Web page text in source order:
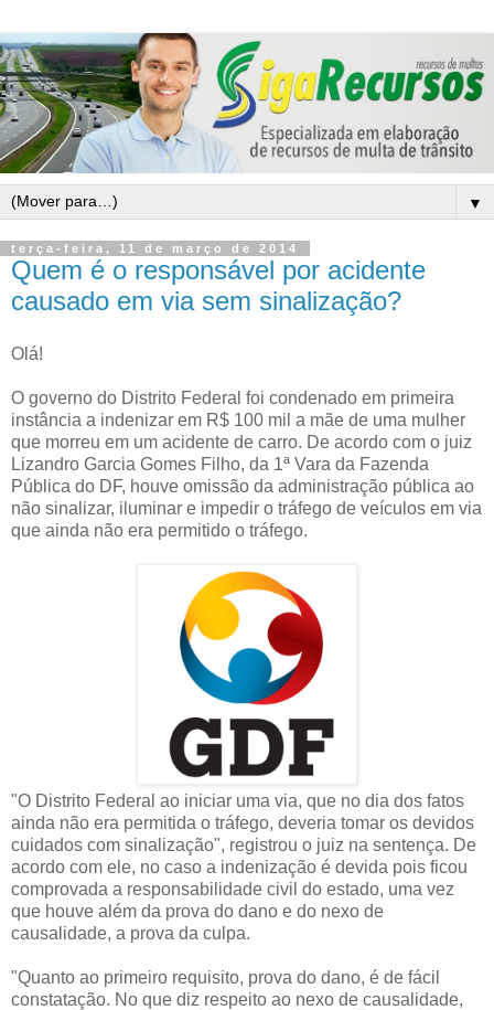
▼
terça-feira, 11 de março de 2014
Quem é o responsável por acidente
causado em via sem sinalização?
Olá!
O governo do Distrito Federal foi condenado em primeira
instância a indenizar em R$ 100 mil a mãe de uma mulher
que morreu em um acidente de carro. De acordo com o juiz
Lizandro Garcia Gomes Filho, da 1ª Vara da Fazenda
Pública do DF, houve omissão da administração pública ao
não sinalizar, iluminar e impedir o tráfego de veículos em via
que ainda não era permitido o tráfego.
"O Distrito Federal ao iniciar uma via, que no dia dos fatos
ainda não era permitida o tráfego, deveria tomar os devidos
cuidados com sinalização", registrou o juiz na sentença. De
acordo com ele, no caso a indenização é devida pois ficou
comprovada a responsabilidade civil do estado, uma vez
que houve além da prova do dano e do nexo de
causalidade, a prova da culpa.
"Quanto ao primeiro requisito, prova do dano, é de fácil
constatação. No que diz respeito ao nexo de causalidade,